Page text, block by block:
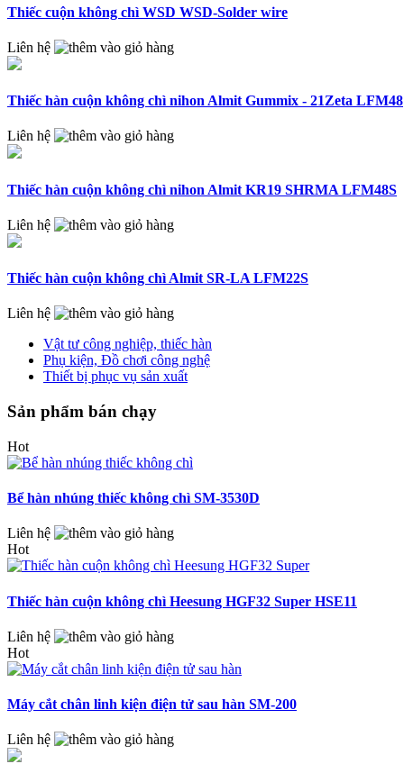
Thiếc cuộn không chì WSD WSD-Solder wire
Liên hệ
Thiếc hàn cuộn không chì nihon Almit Gummix - 21Zeta LFM48
Liên hệ
Thiếc hàn cuộn không chì nihon Almit KR19 SHRMA LFM48S
Liên hệ
Thiếc hàn cuộn không chì Almit SR-LA LFM22S
Liên hệ
Vật tư công nghiệp, thiếc hàn
Phụ kiện, Đồ chơi công nghệ
Thiết bị phục vụ sản xuất
Sản phẩm bán chạy
Hot
Bể hàn nhúng thiếc không chì SM-3530D
Liên hệ
Hot
Thiếc hàn cuộn không chì Heesung HGF32 Super HSE11
Liên hệ
Hot
Máy cắt chân linh kiện điện tử sau hàn SM-200
Liên hệ